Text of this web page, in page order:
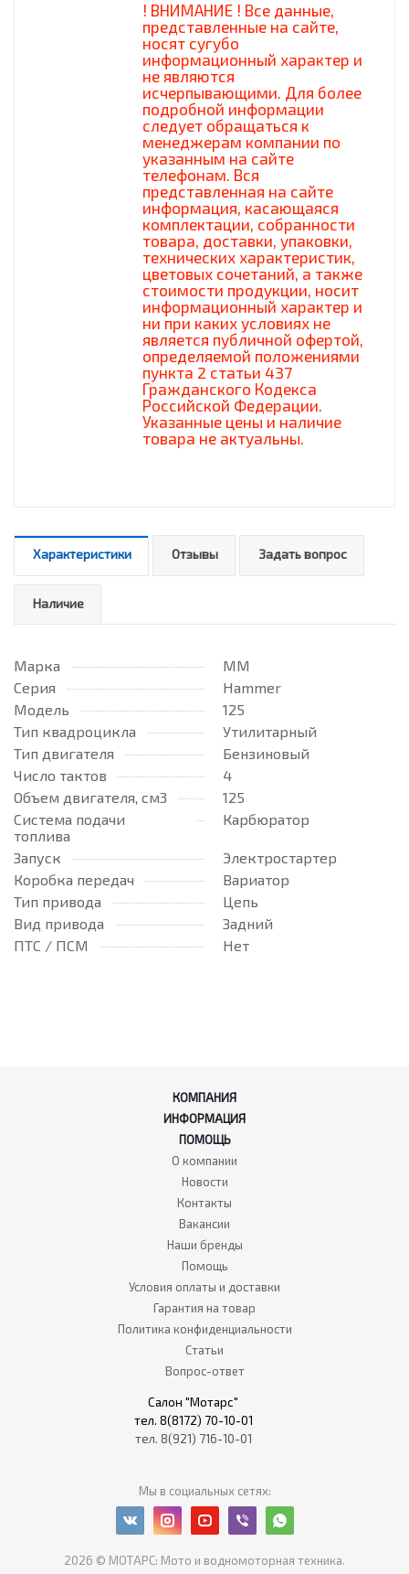
! ВНИМАНИЕ ! Все данные,
представленные на сайте,
носят сугубо
информационный характер и
не являются
исчерпывающими. Для более
подробной информации
следует обращаться к
менеджерам компании по
указанным на сайте
телефонам. Вся
представленная на сайте
информация, касающаяся
комплектации, собранности
товара, доставки, упаковки,
технических характеристик,
цветовых сочетаний, а также
стоимости продукции, носит
информационный характер и
ни при каких условиях не
является публичной офертой,
определяемой положениями
пункта 2 статьи 437
Гражданского Кодекса
Российской Федерации.
Указанные цены и наличие
товара не актуальны.
Характеристики Отзывы Задать вопрос
Наличие
Марка
MM
Серия
Hammer
Модель
125
Тип квадроцикла
Утилитарный
Тип двигателя
Бензиновый
Число тактов
4
Объем двигателя, см3
125
Система подачи
топлива
Карбюратор
Запуск
Электростартер
Коробка передач
Вариатор
Тип привода
Цепь
Вид привода
Задний
ПТС / ПСМ
Нет
КОМПАНИЯ
ИНФОРМАЦИЯ
ПОМОЩЬ
О компании
Новости
Контакты
Вакансии
Наши бренды
Помощь
Условия оплаты и доставки
Гарантия на товар
Политика конфиденциальности
Статьи
Вопрос-ответ
Салон "Мотарс"
тел. 8(8172) 70-10-01
тел. 8(921) 716-10-01
Мы в социальных сетях:
2026 © МОТАРС: Мото и водномоторная техника.